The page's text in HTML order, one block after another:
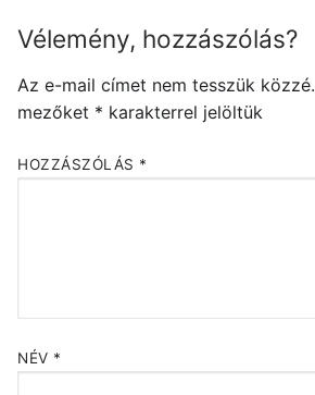
Vélemény, hozzászólás?
Az e-mail címet nem tesszük közzé.
mezőket * karakterrel jelöltük
HOZZÁSZÓLÁS *
NÉV *